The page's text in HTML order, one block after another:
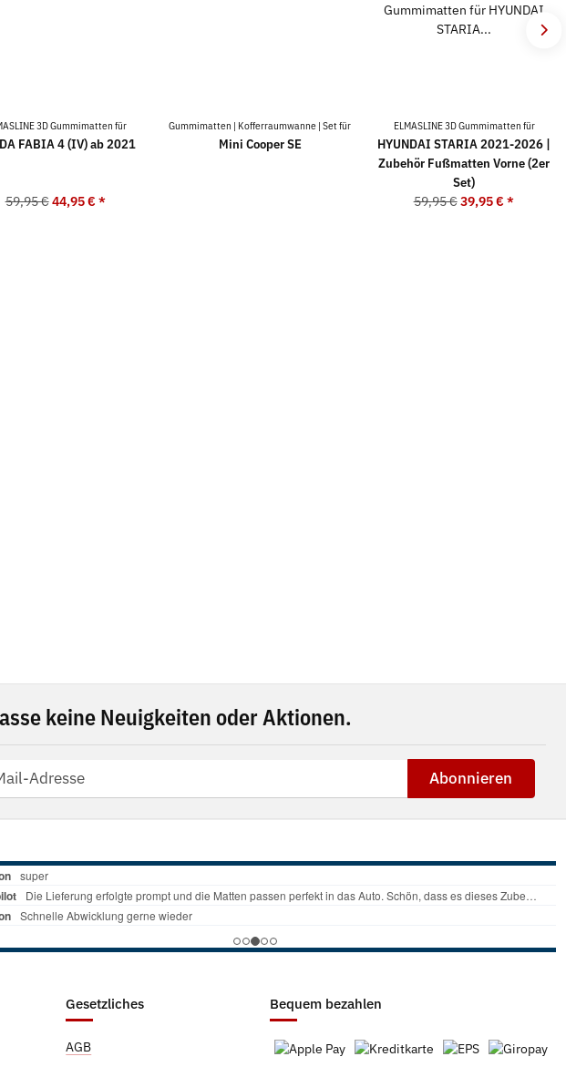
3D Gummimatten für
FABIA 4 (IV) ab 2021
59,95 € 44,95 €*
Gummimatten | Kofferraumwanne | Set für
Mini Cooper SE
ELMASLINE 3D Gummimatten für
HYUNDAI STARIA 2021-2026 |
Zubehör Fußmatten Vorne (2er
Set)
59,95 € 39,95 €*
keine Neuigkeiten oder Aktionen.
Abonnieren
Gesetzliches
AGB
Bequem bezahlen